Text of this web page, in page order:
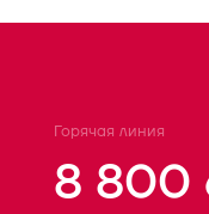
Горячая линия
8 800